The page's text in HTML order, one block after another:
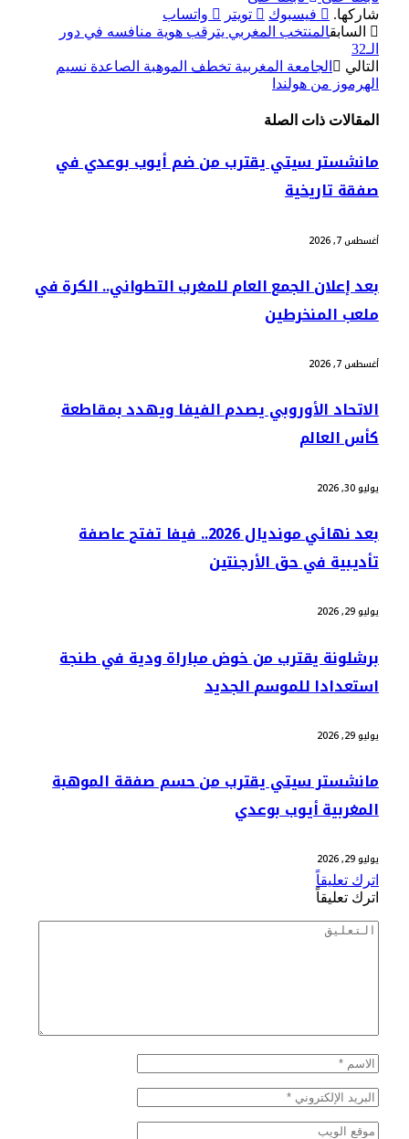
شاركها.
فيسبوك تويتر
واتساب
السابقالمنتخب المغربي يترقب هوية منافسه في دور
الـ32
التالي
الجامعة المغربية تخطف الموهبة الصاعدة نسيم
الهرموز من هولندا
المقالات ذات الصلة
مانشستر سيتي يقترب من ضم أيوب بوعدي في
صفقة تاريخية
أغسطس 7, 2026
بعد إعلان الجمع العام للمغرب التطواني.. الكرة في
ملعب المنخرطين
أغسطس 7, 2026
الاتحاد الأوروبي يصدم الفيفا ويهدد بمقاطعة
كأس العالم
يوليو 30, 2026
بعد نهائي مونديال 2026.. فيفا تفتح عاصفة
تأديبية في حق الأرجنتين
يوليو 29, 2026
برشلونة يقترب من خوض مباراة ودية في طنجة
استعدادا للموسم الجديد
يوليو 29, 2026
مانشستر سيتي يقترب من حسم صفقة الموهبة
المغربية أيوب بوعدي
يوليو 29, 2026
اترك تعليقاً
اترك تعليقاً